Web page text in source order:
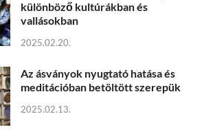
különböző kultúrákban és
vallásokban
2025.02.20.
Az ásványok nyugtató hatása és
meditációban betöltött szerepük
2025.02.13.